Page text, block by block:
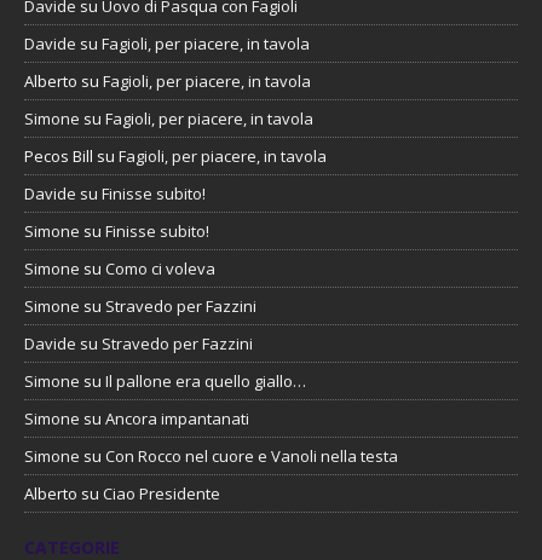
Davide su Uovo di Pasqua con Fagioli
Davide su Fagioli, per piacere, in tavola
Alberto su Fagioli, per piacere, in tavola
Simone su Fagioli, per piacere, in tavola
Pecos Bill su Fagioli, per piacere, in tavola
Davide su Finisse subito!
Simone su Finisse subito!
Simone su Como ci voleva
Simone su Stravedo per Fazzini
Davide su Stravedo per Fazzini
Simone su Il pallone era quello giallo…
Simone su Ancora impantanati
Simone su Con Rocco nel cuore e Vanoli nella testa
Alberto su Ciao Presidente
CATEGORIE